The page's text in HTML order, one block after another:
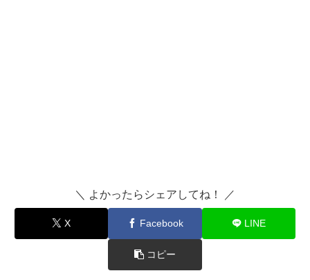
＼ よかったらシェアしてね！ ／
X Facebook LINE
コピー